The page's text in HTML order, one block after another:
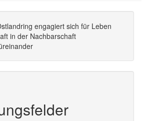
engagiert sich für Leben
in der Nachbarschaft